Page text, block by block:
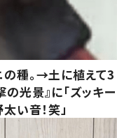
の種。→土に植えて3
光景』に「ズッキー
い音！笑」